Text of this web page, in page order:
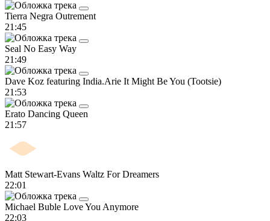
Tierra Negra Outrement
21:45
Seal No Easy Way
21:49
Dave Koz featuring India.Arie It Might Be You (Tootsie)
21:53
Erato Dancing Queen
21:57
Matt Stewart-Evans Waltz For Dreamers
22:01
Michael Buble Love You Anymore
22:03